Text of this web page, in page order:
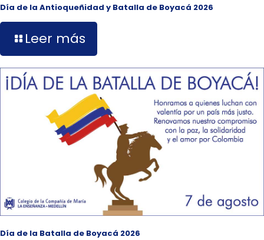
Día de la Antioqueñidad y Batalla de Boyacá 2026
Leer más
Día de la Batalla de Boyacá 2026